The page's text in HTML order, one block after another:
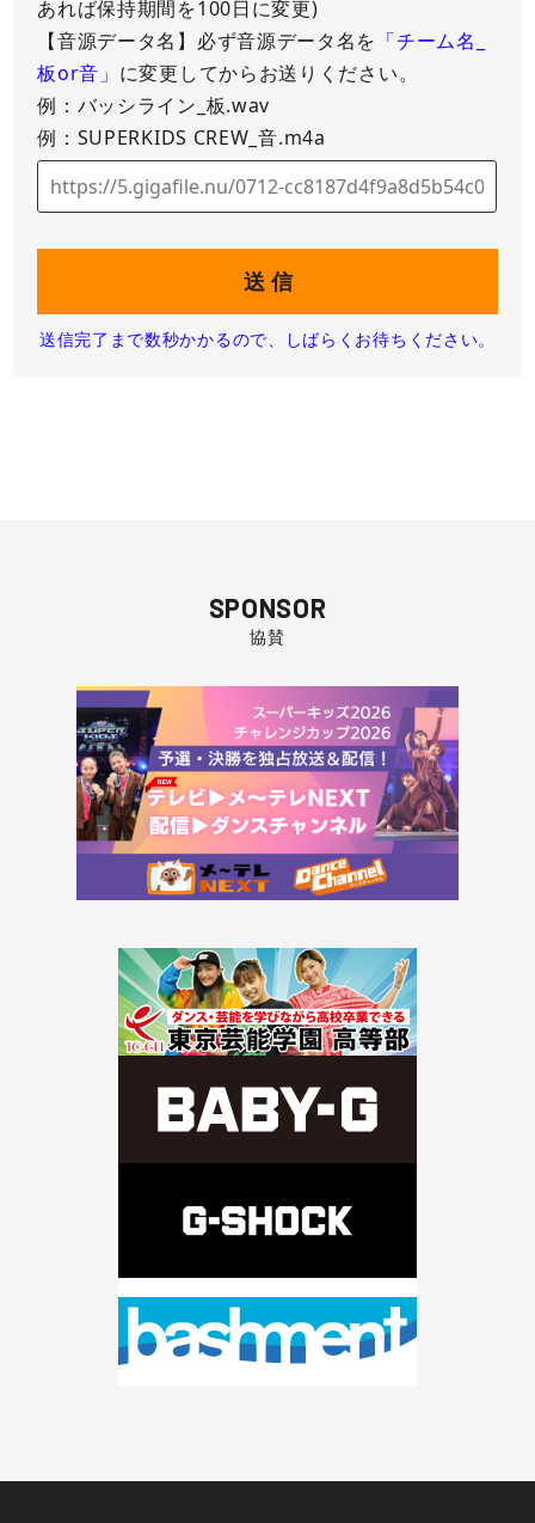
あれば保持期間を100日に変更)
【音源データ名】必ず音源データ名を 「チーム名_
板or音」 に変更してからお送りください。
例：バッシライン_板.wav
例：SUPERKIDS CREW_音.m4a
送信完了まで数秒かかるので、しばらくお待ちください。
SPONSOR
協賛